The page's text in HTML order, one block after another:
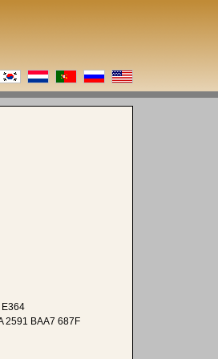
E364
2591 BAA7 687F